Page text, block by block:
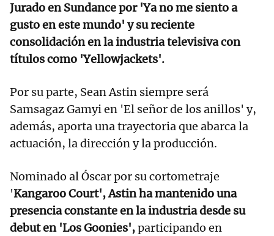
Jurado en Sundance por 'Ya no me siento a
gusto en este mundo' y su reciente
consolidación en la industria televisiva con
títulos como 'Yellowjackets'.
Por su parte, Sean Astin siempre será
Samsagaz Gamyi en 'El señor de los anillos' y,
además, aporta una trayectoria que abarca la
actuación, la dirección y la producción.
Nominado al Óscar por su cortometraje
'Kangaroo Court', Astin ha mantenido una
presencia constante en la industria desde su
debut en 'Los Goonies',participando en